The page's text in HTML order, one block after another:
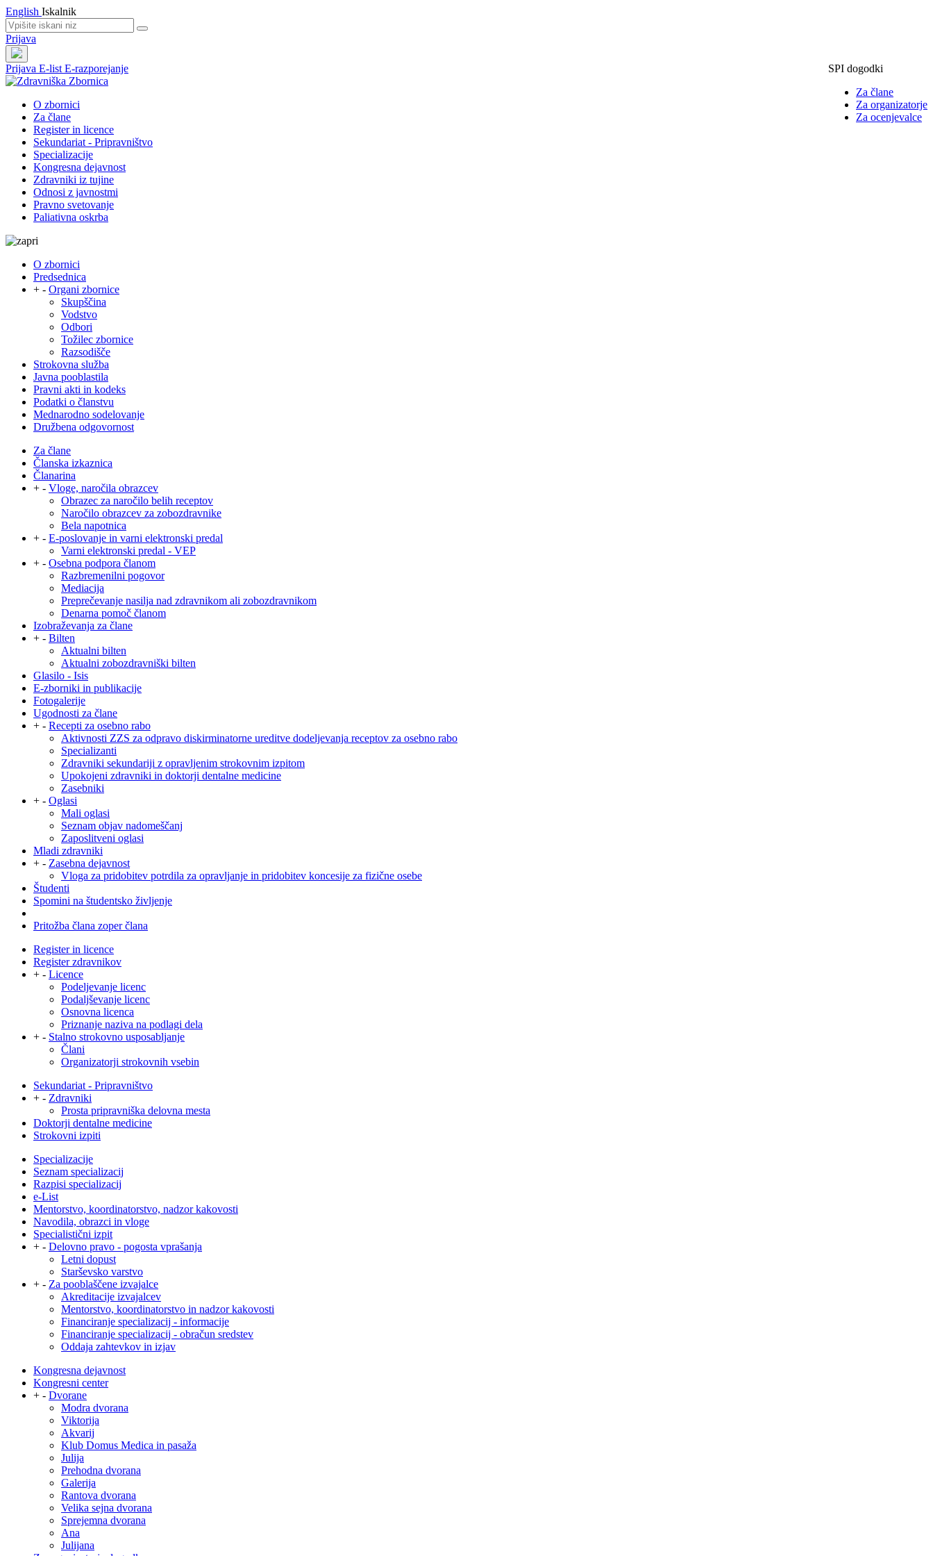
English Iskalnik
Prijava
Prijava
SPI dogodki
Za člane
Za organizatorje
Za ocenjevalce
E-list E-razporejanje
O zbornici
Za člane
Register in licence
Sekundariat - Pripravništvo
Specializacije
Kongresna dejavnost
Zdravniki iz tujine
Odnosi z javnostmi
Pravno svetovanje
Paliativna oskrba
O zbornici
Predsednica
+ - Organi zbornice
Skupščina
Vodstvo
Odbori
Tožilec zbornice
Razsodišče
Strokovna služba
Javna pooblastila
Pravni akti in kodeks
Podatki o članstvu
Mednarodno sodelovanje
Družbena odgovornost
Za člane
Članska izkaznica
Članarina
+ - Vloge, naročila obrazcev
Obrazec za naročilo belih receptov
Naročilo obrazcev za zobozdravnike
Bela napotnica
+ - E-poslovanje in varni elektronski predal
Varni elektronski predal - VEP
+ - Osebna podpora članom
Razbremenilni pogovor
Mediacija
Preprečevanje nasilja nad zdravnikom ali zobozdravnikom
Denarna pomoč članom
Izobraževanja za člane
+ - Bilten
Aktualni bilten
Aktualni zobozdravniški bilten
Glasilo - Isis
E-zborniki in publikacije
Fotogalerije
Ugodnosti za člane
+ - Recepti za osebno rabo
Aktivnosti ZZS za odpravo diskirminatorne ureditve dodeljevanja receptov za osebno rabo
Specializanti
Zdravniki sekundariji z opravljenim strokovnim izpitom
Upokojeni zdravniki in doktorji dentalne medicine
Zasebniki
+ - Oglasi
Mali oglasi
Seznam objav nadomeščanj
Zaposlitveni oglasi
Mladi zdravniki
+ - Zasebna dejavnost
Vloga za pridobitev potrdila za opravljanje in pridobitev koncesije za fizične osebe
Študenti
Spomini na študentsko življenje
Pritožba člana zoper člana
Register in licence
Register zdravnikov
+ - Licence
Podeljevanje licenc
Podaljševanje licenc
Osnovna licenca
Priznanje naziva na podlagi dela
+ - Stalno strokovno usposabljanje
Člani
Organizatorji strokovnih vsebin
Sekundariat - Pripravništvo
+ - Zdravniki
Prosta pripravniška delovna mesta
Doktorji dentalne medicine
Strokovni izpiti
Specializacije
Seznam specializacij
Razpisi specializacij
e-List
Mentorstvo, koordinatorstvo, nadzor kakovosti
Navodila, obrazci in vloge
Specialistični izpit
+ - Delovno pravo - pogosta vprašanja
Letni dopust
Starševsko varstvo
+ - Za pooblaščene izvajalce
Akreditacije izvajalcev
Mentorstvo, koordinatorstvo in nadzor kakovosti
Financiranje specializacij - informacije
Financiranje specializacij - obračun sredstev
Oddaja zahtevkov in izjav
Kongresna dejavnost
Kongresni center
+ - Dvorane
Modra dvorana
Viktorija
Akvarij
Klub Domus Medica in pasaža
Julija
Prehodna dvorana
Galerija
Rantova dvorana
Velika sejna dvorana
Sprejemna dvorana
Ana
Julijana